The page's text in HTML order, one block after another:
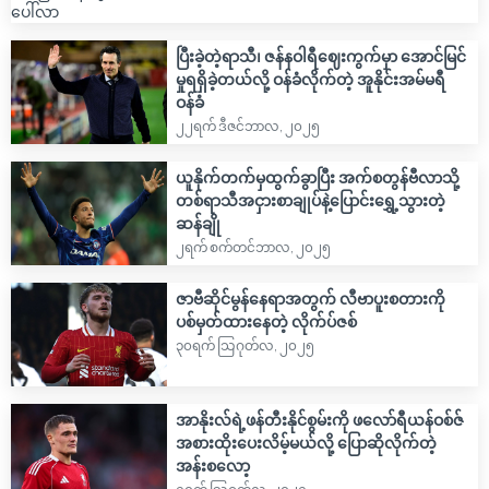
ပြီးခဲ့တဲ့ရာသီ၊ ဇန်နဝါရီဈေးကွက်မှာ အောင်မြင်
မှုရရှိခဲ့တယ်လို့ ဝန်ခံလိုက်တဲ့ အူနိုင်းအမ်မရီ
ဝန်ခံ
၂၂ရက် ဒီဇင်ဘာလ, ၂၀၂၅
ယူနိုက်တက်မှထွက်ခွာပြီး အက်စတွန်ဗီလာသို့
တစ်ရာသီအငှားစာချုပ်နဲ့ပြောင်းရွှေ့သွားတဲ့
ဆန်ချို
၂ရက် စက်တင်ဘာလ, ၂၀၂၅
ဇာဗီဆိုင်မွန်နေရာအတွက် လီဗာပူးစတားကို
ပစ်မှတ်ထားနေတဲ့ လိုက်ပ်ဇစ်
၃၀ရက် သြဂုတ်လ, ၂၀၂၅
အာနိုးလ်ရဲ့ဖန်တီးနိုင်စွမ်းကို ဖလော်ရီယန်ဝစ်ဇ်
အစားထိုးပေးလိမ့်မယ်လို့ ပြောဆိုလိုက်တဲ့
အန်းစလော့